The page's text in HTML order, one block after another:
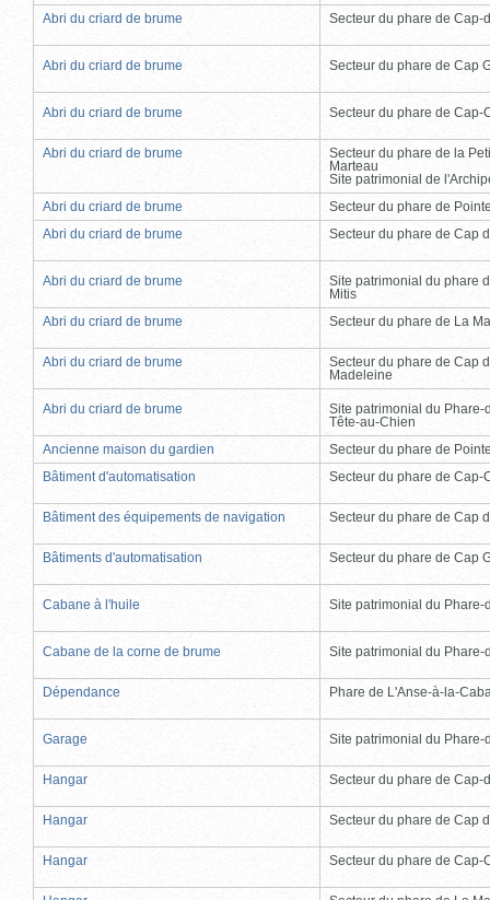
Abri du criard de brume
Secteur du phare de Cap-
Abri du criard de brume Secteur du phare de Cap
Abri du criard de brume Secteur du phare de Cap-
Abri du criard de brume
Secteur du phare de la
Marteau
Site patrimonial de
Abri du criard de brume
Secteur du phare de
Abri du criard de brume
Secteur du phare de Cap
Abri du criard de brume
Site patrimonial du phare
Mitis
Abri du criard de brume
Secteur du phare de La
Abri du criard de brume
Secteur du phare de Cap
Madeleine
Abri du criard de brume
Site patrimonial du Phare-
Tête-au-Chien
Ancienne maison du gardien
Secteur du phare de
Bâtiment d'automatisation
Secteur du phare de Cap-
Bâtiment des équipements de navigation Secteur du phare de Cap
Bâtiments d'automatisation Secteur du phare de Cap
Cabane à l'huile Site patrimonial du Phare-
Cabane de la corne de brume Site patrimonial du Phare-
Dépendance Phare de L'Anse-à-la-
Garage Site patrimonial du Phare-
Hangar Secteur du phare de Cap-
Hangar Secteur du phare de Cap
Hangar Secteur du phare de Cap-